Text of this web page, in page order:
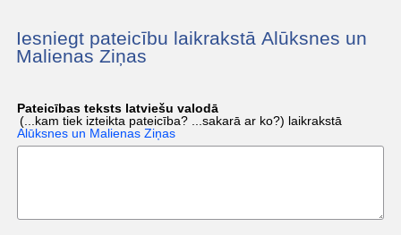
Iesniegt pateicību laikrakstā Alūksnes un
Malienas Ziņas
Pateicības teksts latviešu valodā
(...kam tiek izteikta pateicība? ...sakarā ar ko?) laikrakstā
Alūksnes un Malienas Ziņas